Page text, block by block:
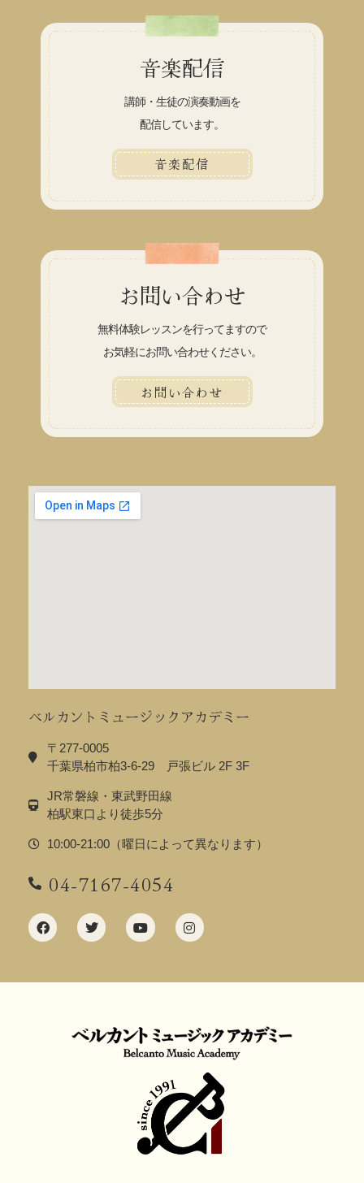
音楽配信
講師・生徒の演奏動画を
配信しています。
音楽配信
お問い合わせ
無料体験レッスンを行ってますので
お気軽にお問い合わせください。
お問い合わせ
ベルカントミュージックアカデミー
〒277-0005
千葉県柏市柏3-6-29 戸張ビル 2F 3F
JR常磐線・東武野田線
柏駅東口より徒歩5分
10:00-21:00（曜日によって異なります）
04-7167-4054